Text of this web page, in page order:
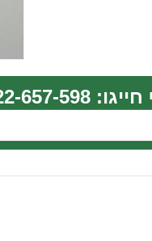
השאירו פרטים